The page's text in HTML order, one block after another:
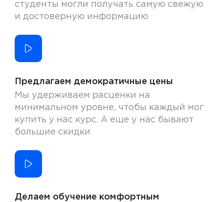
студенты могли получать самую свежую
и достоверную информацию
Предлагаем демократичные цены
Мы удерживаем расценки на
минимальном уровне, чтобы каждый мог
купить у нас курс. А еще у нас бывают
большие скидки
Делаем обучение комфортным